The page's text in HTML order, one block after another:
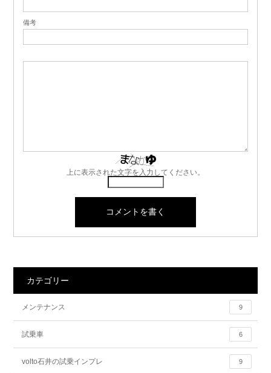
備考
上に表示された文字を入力してください。
カテゴリー
メンテナンス 9
試乗車 6
volto石井の試乗インプレ 9